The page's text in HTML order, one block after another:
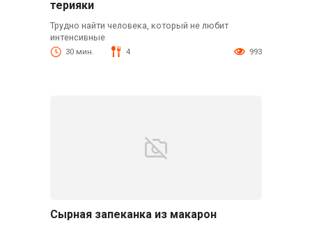
терияки
Трудно найти человека, который не любит
интенсивные
30 мин. 4 993
Сырная запеканка из макарон